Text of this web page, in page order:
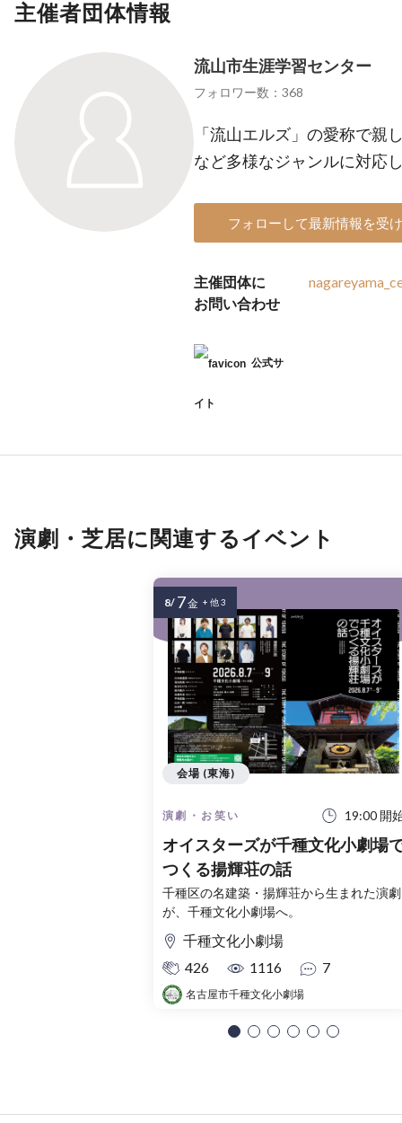
主催者団体情報
流山市生涯学習センター
フォロワー数：368
「流山エルズ」の愛称で親
など多様なジャンルに対応
フォローして最新情報を受
主催団体に
お問い合わせ
公式サ
イト
演劇・芝居に関連するイベント
演劇・お笑い 19:00 開
オイスターズが千種文化小劇場
つくる揚輝荘の話
千種区の名建築・揚輝荘から生まれた演劇
が、千種文化小劇場へ。
千種文化小劇場
426
1116 7
名古屋市千種文化小劇場
会場 (東海)
8/ 7金 + 他 3